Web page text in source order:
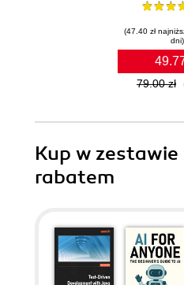
(47.40 zł
dni)
79.00 zł
Kup w
rabatem